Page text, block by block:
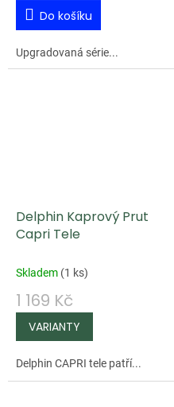
Do košíku
Upgradovaná série...
Delphin Kaprový Prut
Capri Tele
Skladem (1 ks)
1 169 Kč
Delphin CAPRI tele patří...